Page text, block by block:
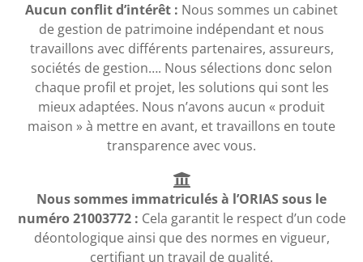
Aucun conflit d’intérêt : Nous sommes un cabinet
de gestion de patrimoine indépendant et nous
travaillons avec différents partenaires, assureurs,
sociétés de gestion…. Nous sélections donc selon
chaque profil et projet, les solutions qui sont les
mieux adaptées. Nous n’avons aucun « produit
maison » à mettre en avant, et travaillons en toute
transparence avec vous.
Nous sommes immatriculés à l’ORIAS sous le
numéro 21003772 : Cela garantit le respect d’un code
déontologique ainsi que des normes en vigueur,
certifiant un travail de qualité.